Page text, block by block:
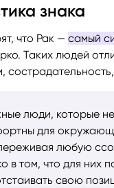
знака
что Рак — самый
Таких людей
люди, которые
для
любую
в том, что для них
свою